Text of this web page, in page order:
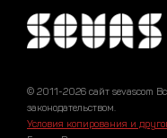
© 2011-2026 сайт sevascom
законодательством.
Условия копирования и